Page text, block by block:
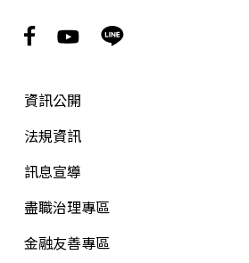
資訊公開
法規資訊
訊息宣導
盡職治理專區
金融友善專區